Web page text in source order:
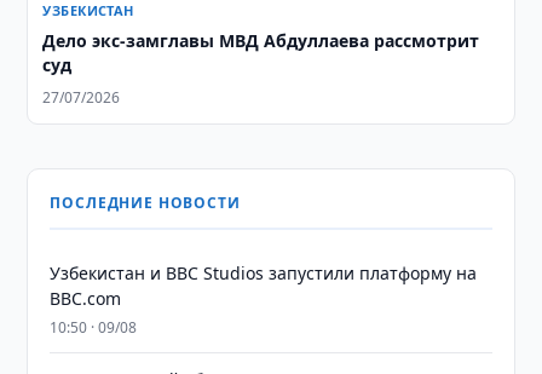
УЗБЕКИСТАН
Дело экс-замглавы МВД Абдуллаева рассмотрит
суд
27/07/2026
ПОСЛЕДНИЕ НОВОСТИ
Узбекистан и BBC Studios запустили платформу на
BBC.com
10:50 · 09/08